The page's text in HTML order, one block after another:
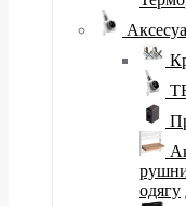
одягу